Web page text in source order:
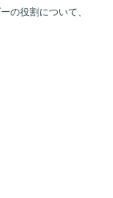
の役割について、